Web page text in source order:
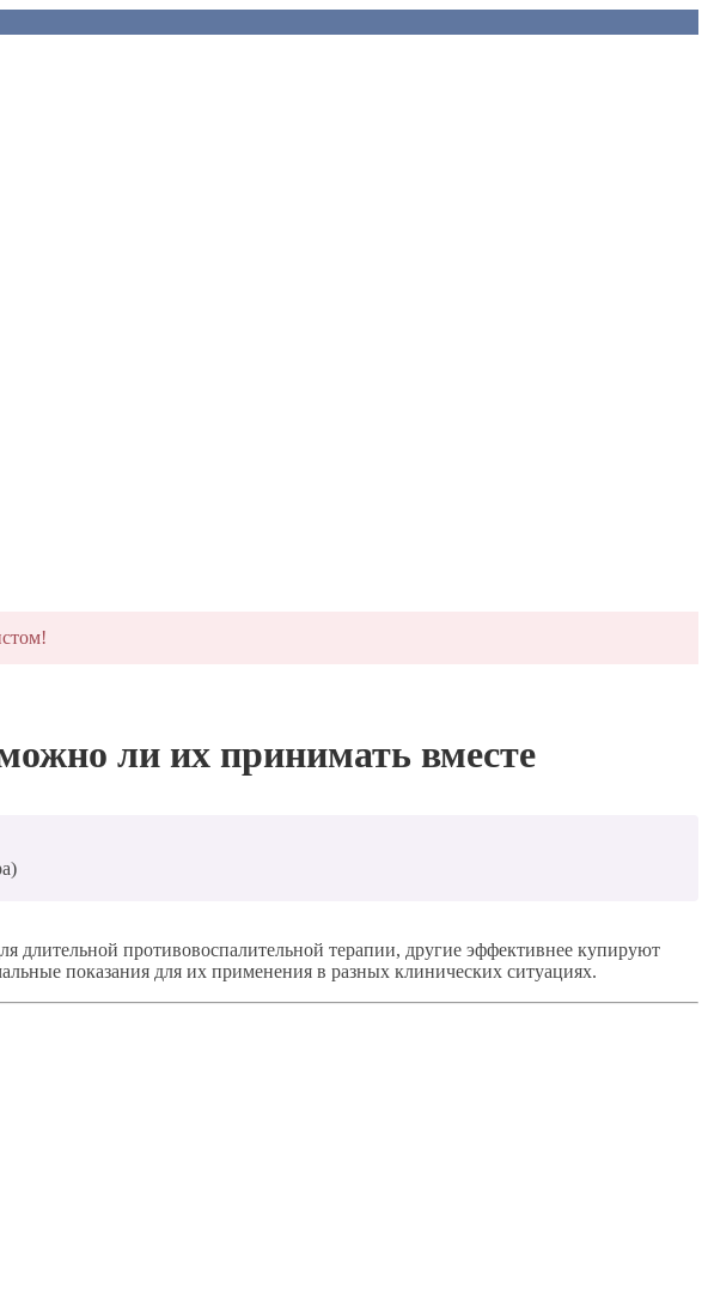
ли их принимать вместе
длительной противовоспалительной терапии, другие эффективнее купируют
показания для их применения в разных клинических ситуациях.